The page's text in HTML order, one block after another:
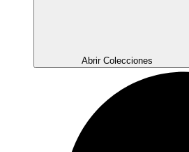
Abrir Colecciones